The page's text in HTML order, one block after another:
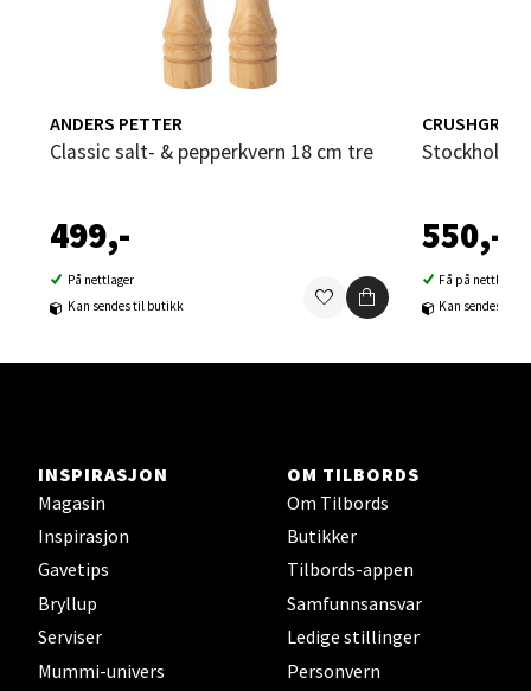
ANDERS PETTER
Classic salt- & pepperkvern 18 cm tre
499,-
På nettlager
Kan sendes til butikk
CRUSHGRIND
Stockholm
550,-
Få på nettlager
Kan sendes til
INSPIRASJON
Magasin
Inspirasjon
Gavetips
Bryllup
Serviser
Mummi-univers
OM TILBORDS
Om Tilbords
Butikker
Tilbords-appen
Samfunnsansvar
Ledige stillinger
Personvern
Sjøfartsgata 2, 7714 Steinkjer
Åpent i dag 10-20
Velg
Leirvik - Stord
Torgbakken 2, 5401 Stord
0 i butikk